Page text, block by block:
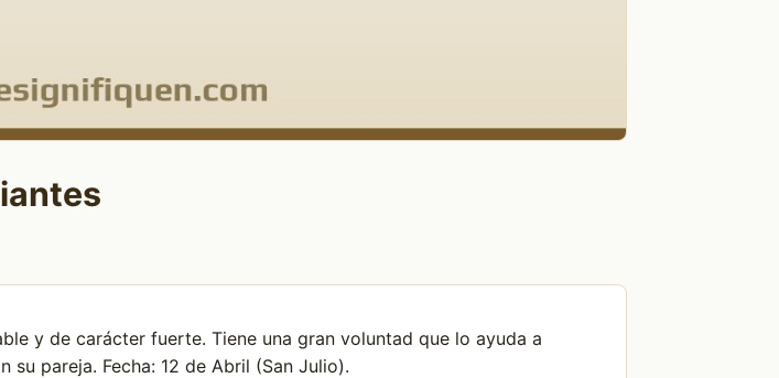
y de carácter fuerte. Tiene una gran voluntad que lo ayuda a
pareja. Fecha: 12 de Abril (San Julio).